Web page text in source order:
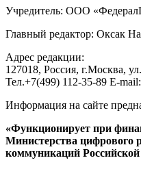
Учредитель: ООО
Главный редактор: Оксак
Адрес редакции:
127018, Россия, г.Москва,
Тел.+7(499) 112-35-89 E-
Информация на сайте
«Функционирует при
Министерства цифрового
коммуникаций